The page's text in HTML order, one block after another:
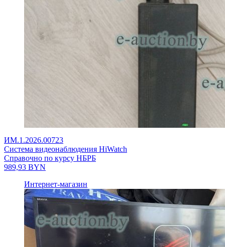
ИМ.1.2026.00723
Система видеонаблюдения HiWatch
Справочно по курсу НБРБ
989,93 BYN
Интернет-магазин